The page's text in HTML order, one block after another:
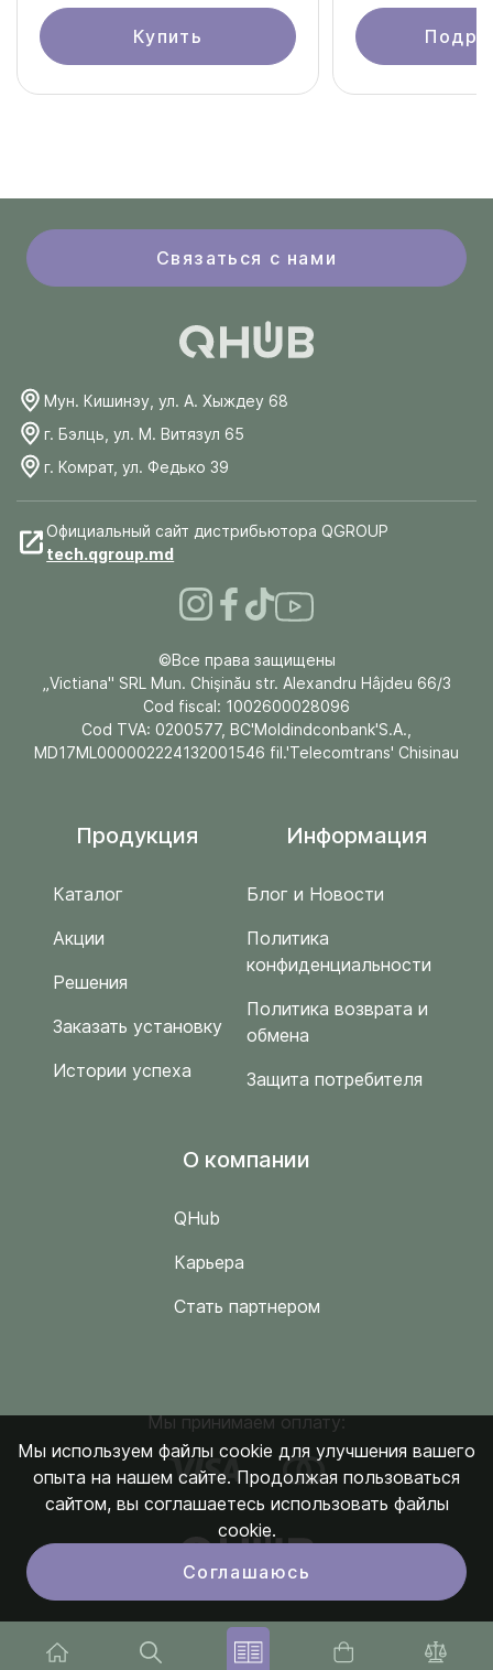
Купить
Связаться с нами
Мун. Кишинэу, ул. А. Хыждеу 68
г. Бэлць, ул. М. Витязул 65
г. Комрат, ул. Федько 39
Официальный сайт дистрибьютора QGROUP
tech.qgroup.md
©Все права защищены
„Victiana" SRL Mun. Chişinău str. Alexandru Hâjdeu 66/3
Cod fiscal: 1002600028096
Cod TVA: 0200577, BC'Moldindconbank'S.A.,
MD17ML000002224132001546 fil.'Telecomtrans' Chisinau
Продукция
Каталог
Акции
Решения
Заказать установку
Истории успеха
Информация
Блог и Новости
Политика
конфиденциальности
Политика возврата и
обмена
Защита потребителя
O компании
QHub
Карьера
Стать партнером
Мы принимаем оплату:
Мы используем файлы cookie для улучшения вашего
опыта на нашем сайте. Продолжая пользоваться
сайтом, вы соглашаетесь использовать файлы
cookie.
Соглашаюсь